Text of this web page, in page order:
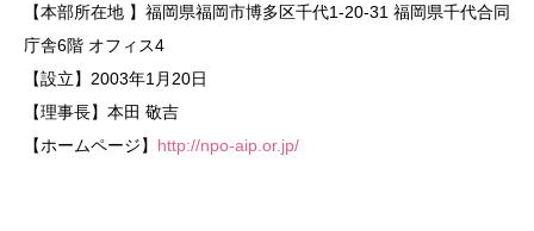
【本部所在地 】福岡県福岡市博多区千代1-20-31 福岡県千代合同
庁舎6階 オフィス4
【設立】2003年1月20日
【理事長】本田 敬吉
【ホームページ】 http://npo-aip.or.jp/